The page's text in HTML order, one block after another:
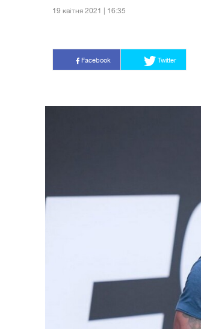
19 квiтня 2021 | 16:35
Facebook Twitter